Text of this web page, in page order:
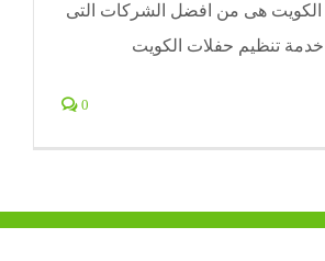
الكويت هى من افضل الشركات التى
خدمة تنظيم حفلات الكويت
0